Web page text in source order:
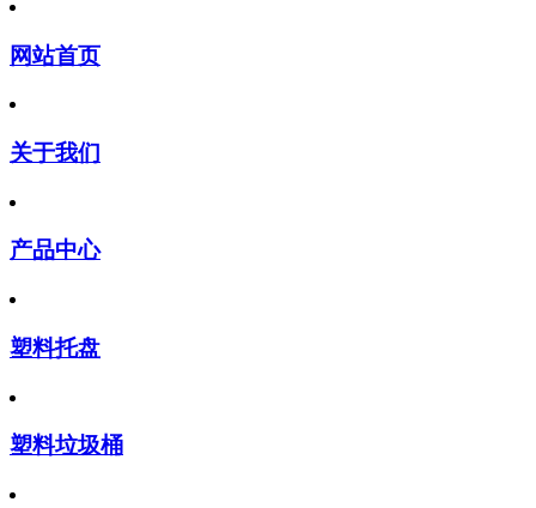
网站首页
关于我们
产品中心
塑料托盘
塑料垃圾桶